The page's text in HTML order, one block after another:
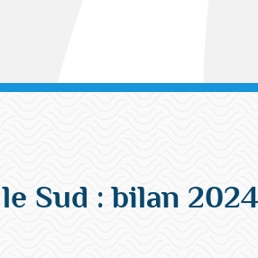
Sud : bilan 2024